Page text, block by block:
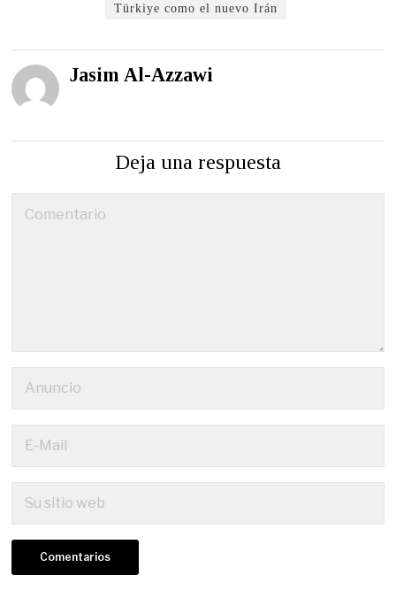
Türkiye como el nuevo Irán
Jasim Al-Azzawi
Deja una respuesta